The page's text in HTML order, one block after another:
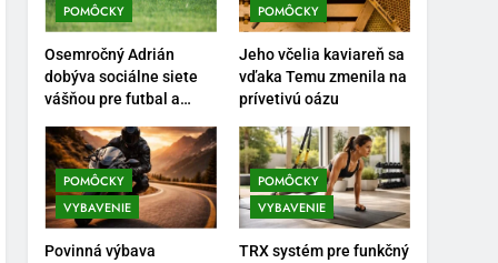
POMÔCKY
Osemročný Adrián
dobýva sociálne siete
vášňou pre futbal a
vďaka produktom z
Temu
POMÔCKY
Jeho včelia kaviareň sa
vďaka Temu zmenila na
prívetivú oázu
POMÔCKY
VYBAVENIE
Povinná výbava
POMÔCKY
VYBAVENIE
TRX systém pre funkčný
5
Ako vybrať basketbalovú
loptu a obuv správne
POMÔCKY VYBAVENIE
6
Ako kombinovať rôzne
tréningové pomôcky
POMÔCKY VYBAVENIE